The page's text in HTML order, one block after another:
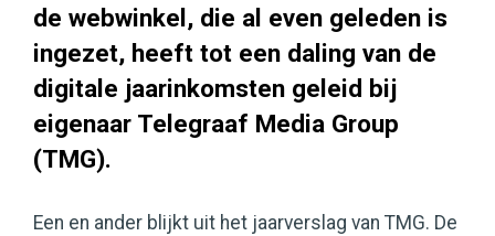
de webwinkel, die al even geleden is
ingezet, heeft tot een daling van de
digitale jaarinkomsten geleid bij
eigenaar Telegraaf Media Group
(TMG).
Een en ander blijkt uit het jaarverslag van TMG. De